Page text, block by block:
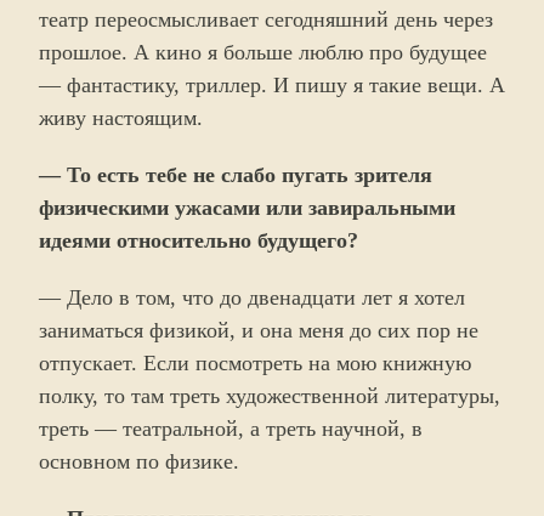
театр переосмысливает сегодняшний день через
прошлое. А кино я больше люблю про будущее
— фантастику, триллер. И пишу я такие вещи. А
живу настоящим.
— То есть тебе не слабо пугать зрителя
физическими ужасами или завиральными
идеями относительно будущего?
— Дело в том, что до двенадцати лет я хотел
заниматься физикой, и она меня до сих пор не
отпускает. Если посмотреть на мою книжную
полку, то там треть художественной литературы,
треть — театральной, а треть научной, в
основном по физике.